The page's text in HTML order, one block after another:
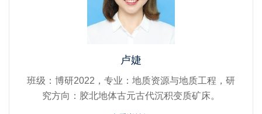
卢婕
班级：博研2022，专业：地质资源与地质工程，研
究方向：胶北地体古元古代沉积变质矿床。